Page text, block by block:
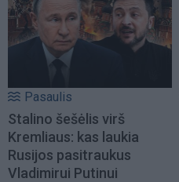
Pasaulis
Stalino šešėlis virš
Kremliaus: kas laukia
Rusijos pasitraukus
Vladimirui Putinui